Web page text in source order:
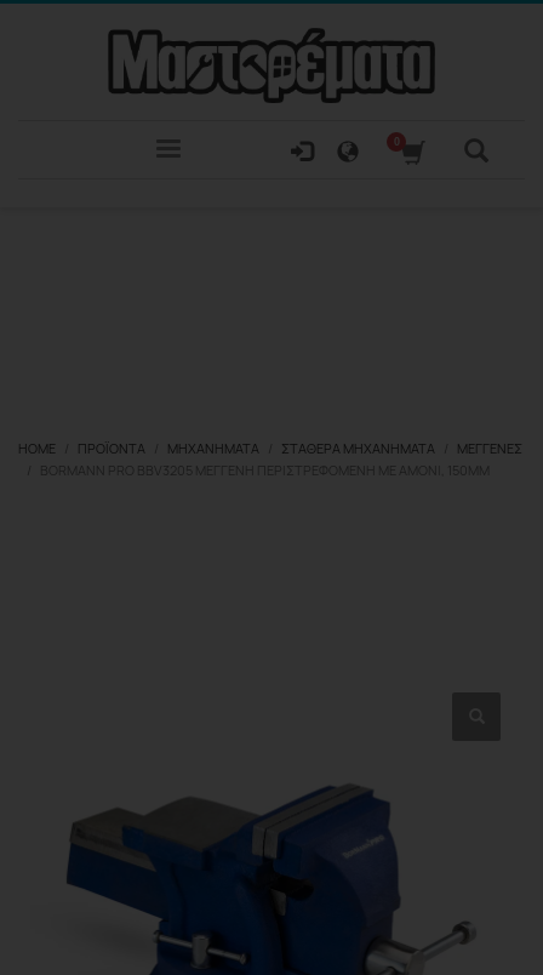
HOME ΠΡΟΪΌΝΤΑ ΜΗΧΑΝΉΜΑΤΑ ΣΤΑΘΕΡΆ ΜΗΧΑΝΉΜΑΤΑ
ΜΈΓΓΕΝΕΣ
BORMANN PRO BBV3205 ΜΈΓΓΕΝΗ ΠΕΡΙΣΤΡΕΦΌΜΕΝΗ ΜΕ ΑΜΌΝΙ, 150MM